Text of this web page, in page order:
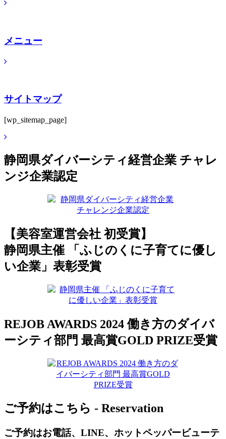
メニュー
サイトマップ
[wp_sitemap_page]
静岡県ダイバーシティ経営企業 チャレ
ンジ企業認定
【美容室運営会社 初受賞】
静岡県主催 「ふじのくに子育てに優し
い企業」表彰受賞
REJOB AWARDS 2024 働き方のダイバ
ーシティ部門 最高賞GOLD PRIZE受賞
ご予約はこちら - Reservation
ご予約はお電話、LINE、ホットペッパービューテ